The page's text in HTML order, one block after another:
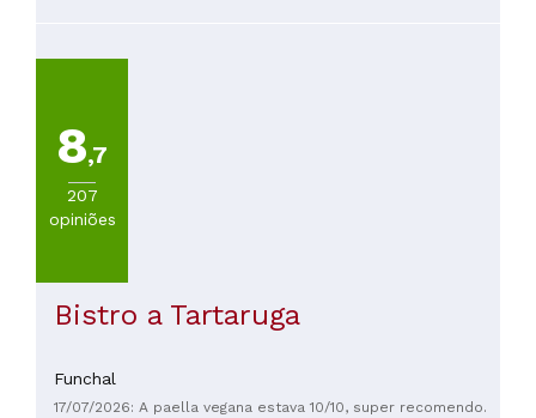
8,7
207
opiniões
Bistro a Tartaruga
Funchal
17/07/2026: A paella vegana estava 10/10, super recomendo.